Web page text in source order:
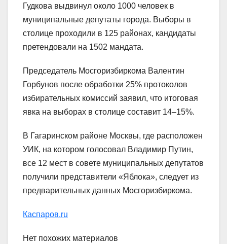
Гудкова выдвинул около 1000 человек в
муниципальные депутаты города. Выборы в
столице проходили в 125 районах, кандидаты
претендовали на 1502 мандата.
Председатель Мосгоризбиркома Валентин
Горбунов после обработки 25% протоколов
избирательных комиссий заявил, что итоговая
явка на выборах в столице составит 14–15%.
В Гагаринском районе Москвы, где расположен
УИК, на котором голосовал Владимир Путин,
все 12 мест в совете муниципальных депутатов
получили представители «Яблока», следует из
предварительных данных Мосгоризбиркома.
Каспаров.ru
Нет похожих материалов